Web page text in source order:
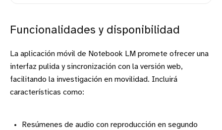
Funcionalidades y disponibilidad
La aplicación móvil de Notebook LM promete ofrecer una
interfaz pulida y sincronización con la versión web,
facilitando la investigación en movilidad. Incluirá
características como:
Resúmenes de audio con reproducción en segundo